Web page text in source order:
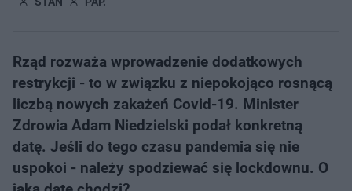
Rząd rozważa wprowadzenie dodatkowych
restrykcji - to w związku z niepokojąco rosnącą
liczbą nowych zakażeń Covid-19. Minister
Zdrowia Adam Niedzielski podał konkretną
datę. Jeśli do tego czasu pandemia się nie
uspokoi - należy spodziewać się lockdownu. O